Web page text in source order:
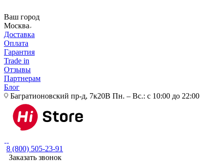
Ваш город
Москва
Доставка
Оплата
Гарантия
Trade in
Отзывы
Партнерам
Блог
Багратионовский пр-д, 7к20В Пн. – Вс.: с 10:00 до 22:00
8 (800) 505-23-91
Заказать звонок